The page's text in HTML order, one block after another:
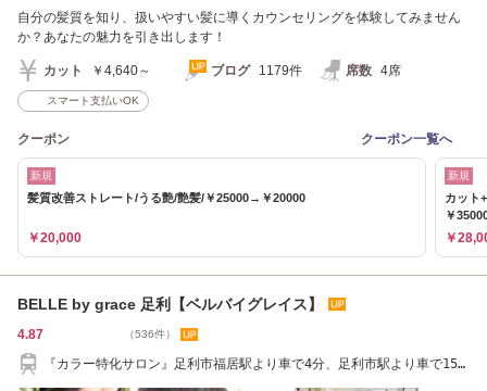
自分の髪質を知り、扱いやすい髪に導くカウンセリングを体験してみません
か？あなたの魅力を引き出します！
カット ￥4,640～ ブログ 1179件 席数 4席
スマート支払いOK
クーポン クーポン一覧へ
新規
髪質改善ストレート/うる艶/艶髪/￥25000→￥20000
￥20,000
新規
カット
￥
￥
BELLE by grace 足利【ベルバイグレイス】
4.87 （536件）
『カラー特化サロン』足利市福居駅より車で4分、足利市駅より車で15